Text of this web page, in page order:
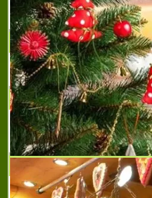
Group:Atelier
Saab;V
KIDS FASHION
Магазин за детски
ХАДЖИЕВ СПОРТ
Производство на
изкуства
FASHION STUDIO LAIZA
За нестандартната